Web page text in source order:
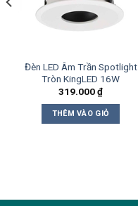
Đèn LED Âm Trần Spotlight
Tròn KingLED 16W
319.000₫
THÊM VÀO GIỎ